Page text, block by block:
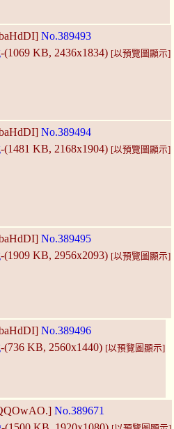
No.389493
-(1069 KB, 2436x1834) [以預覽圖顯示]
No.389494
-(1481 KB, 2168x1904) [以預覽圖顯示]
No.389495
-(1909 KB, 2956x2093) [以預覽圖顯示]
No.389496
-(736 KB, 2560x1440) [以預覽圖顯示]
No.389671